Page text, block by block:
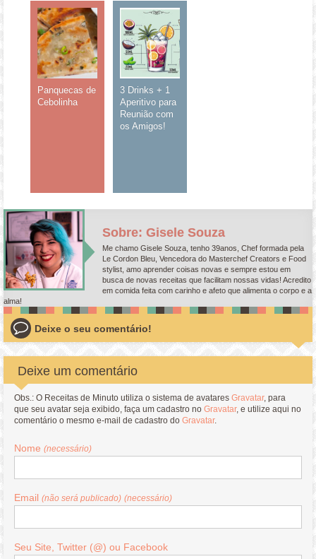
Panquecas de
Cebolinha
3 Drinks + 1
Aperitivo para
Reunião com
os Amigos!
Sobre: Gisele Souza
Me chamo Gisele Souza, tenho 39anos, Chef formada pela
Le Cordon Bleu, Vencedora do Masterchef Creators e Food
stylist, amo aprender coisas novas e sempre estou em
busca de novas receitas que facilitam nossas vidas! Acredito
em comida feita com carinho e afeto que alimenta o corpo e a
alma!
Deixe o seu comentário!
Deixe um comentário
Obs.: O Receitas de Minuto utiliza o sistema de avataresGravatar, para
que seu avatar seja exibido, faça um cadastro noGravatar, e utilize aqui no
comentário o mesmo e-mail de cadastro doGravatar.
Nome(necessário)
Email(não será publicado) (necessário)
Seu Site, Twitter (@) ou Facebook